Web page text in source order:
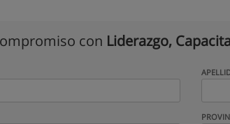
con Liderazgo,